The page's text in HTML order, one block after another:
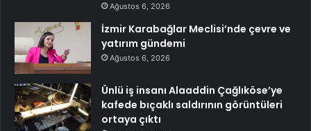
Ağustos 6, 2026
İzmir Karabağlar Meclisi’nde çevre ve
yatırım gündemi
Ağustos 6, 2026
Ünlü iş insanı Alaaddin Çağlıköse’ye
kafede bıçaklı saldırının görüntüleri
ortaya çıktı